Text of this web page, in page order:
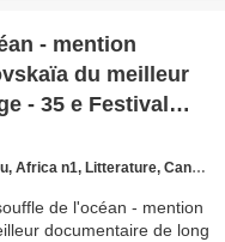
- mention
du meilleur
- 35 e Festival
de Créteil et du
, Film, FESTIVAL INTERNATIONAL DE FILMS DE FEMMES, CRÉTEIL, DU VAL DE MARNEMbëkk mi, Anna Politkovskaïa